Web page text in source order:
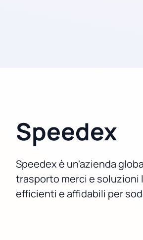
Speedex
Speedex è un'azienda
trasporto merci e soluzioni
efficienti e affidabili per